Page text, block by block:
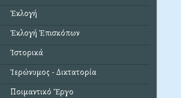
Ἐκλογή
Ἐκλογή Ἐπισκόπων
Ἱστορικά
Ἱερώνυμος - Δικτατορία
Ποιμαντικό Ἔργο